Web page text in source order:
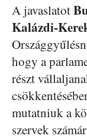
A javaslatot
Kalázdi-
hogy a
részt
mutatniuk a
szervek